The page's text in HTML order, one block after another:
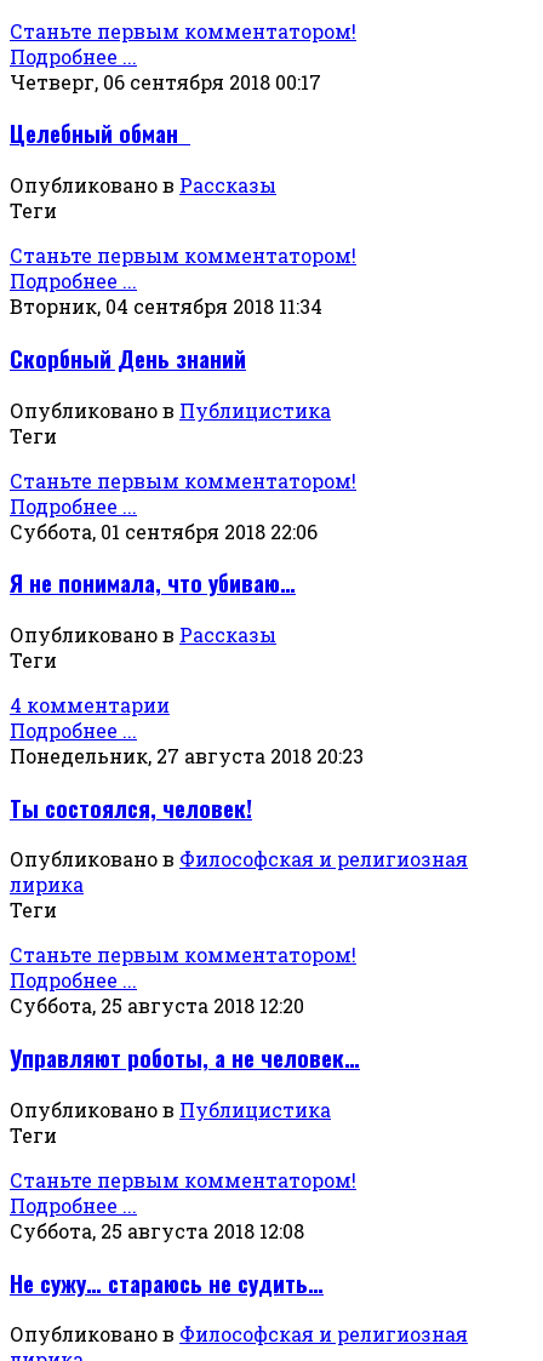
Станьте первым комментатором!
Подробнее ...
Четверг, 06 сентября 2018 00:17
Целебный обман
Опубликовано в Рассказы
Теги
Станьте первым комментатором!
Подробнее ...
Вторник, 04 сентября 2018 11:34
Скорбный День знаний
Опубликовано в Публицистика
Теги
Станьте первым комментатором!
Подробнее ...
Суббота, 01 сентября 2018 22:06
Я не понимала, что убиваю…
Опубликовано в Рассказы
Теги
4 комментарии
Подробнее ...
Понедельник, 27 августа 2018 20:23
Ты состоялся, человек!
Опубликовано в Философская и религиозная
лирика
Теги
Станьте первым комментатором!
Подробнее ...
Суббота, 25 августа 2018 12:20
Управляют роботы, а не человек…
Опубликовано в Публицистика
Теги
Станьте первым комментатором!
Подробнее ...
Суббота, 25 августа 2018 12:08
Не сужу… стараюсь не судить…
Опубликовано в Философская и религиозная